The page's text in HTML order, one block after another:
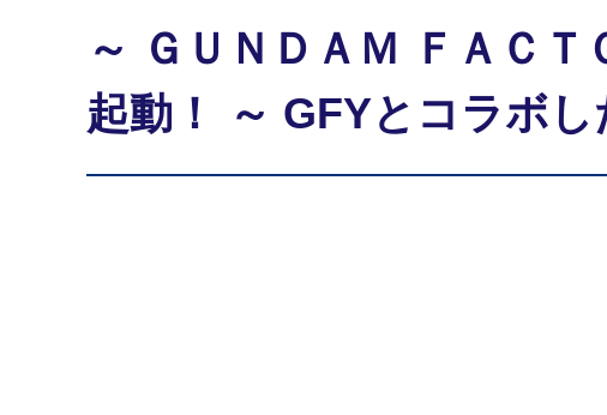
～ ＧＵＮＤＡＭ ＦＡＣ
起動！ ～ GFYとコラボ